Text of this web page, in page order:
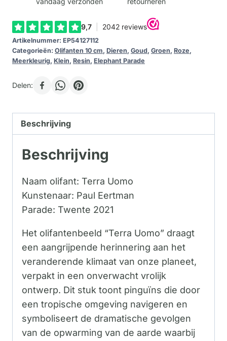
Artikelnummer: EP54127112
Categorieën: Olifanten 10 cm, Dieren, Goud, Groen, Roze,
Meerkleurig, Klein, Resin, Elephant Parade
Delen:
Beschrijving
Beschrijving
Naam olifant: Terra Uomo
Kunstenaar: Paul Eertman
Parade: Twente 2021
Het olifantenbeeld “Terra Uomo” draagt ​​
een aangrijpende herinnering aan het
veranderende klimaat van onze planeet,
verpakt in een onverwacht vrolijk
ontwerp. Dit stuk toont pinguïns die door
een tropische omgeving navigeren en
symboliseert de dramatische gevolgen
van de opwarming van de aarde waarbij